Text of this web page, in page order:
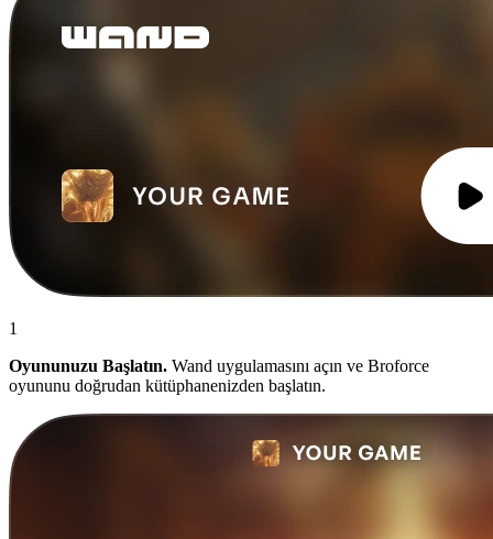
1
Oyununuzu Başlatın. Wand uygulamasını açın ve Broforce
oyununu doğrudan kütüphanenizden başlatın.